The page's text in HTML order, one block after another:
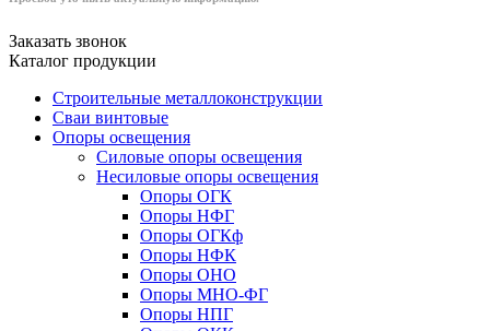
Заказать звонок
Каталог продукции
Строительные металлоконструкции
Сваи винтовые
Опоры освещения
Силовые опоры освещения
Несиловые опоры освещения
Опоры ОГК
Опоры НФГ
Опоры ОГКф
Опоры НФК
Опоры ОНО
Опоры МНО-ФГ
Опоры НПГ